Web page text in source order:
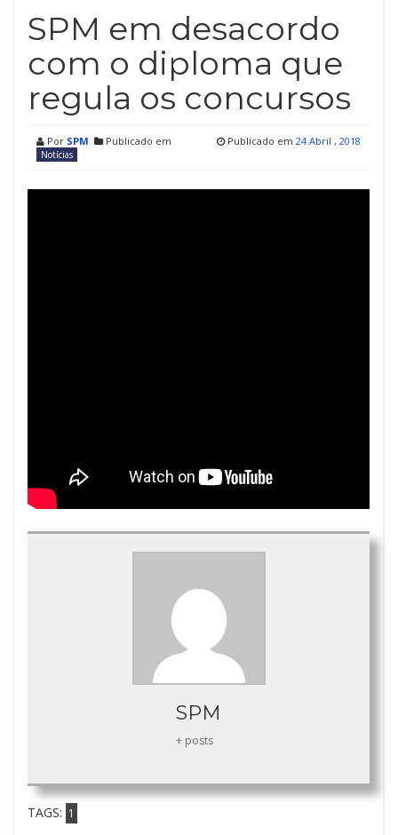
SPM em desacordo
com o diploma que
regula os concursos
Por SPM Publicado em
Notícias
Publicado em 24 Abril , 2018
SPM
+ posts
TAGS: 1